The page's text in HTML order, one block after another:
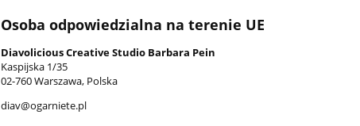
Osoba odpowiedzialna na terenie UE
Diavolicious Creative Studio Barbara Pein
Kaspijska 1/35
02-760 Warszawa, Polska
diav@ogarniete.pl